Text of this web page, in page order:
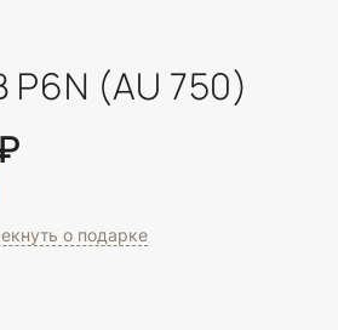
P6N (AU 750)
о подарке